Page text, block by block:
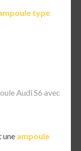
type
Audi S6 avec
une ampoule